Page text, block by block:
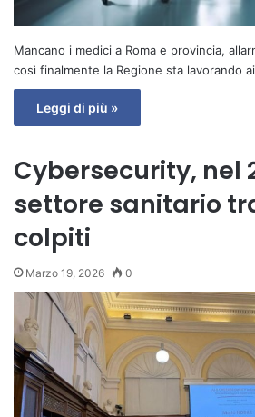
Mancano i medici a Roma e provincia,
così finalmente la Regione sta lavorando
Leggi di più »
Cybersecurity, nel
settore sanitario
colpiti
Marzo 19, 2026 0